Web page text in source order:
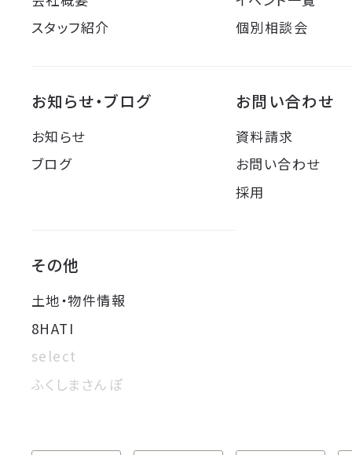
スタッフ紹介
個別相談会
お知らせ・ブログ
お知らせ
ブログ
お問い合わせ
資料請求
お問い合わせ
採用
その他
土地・物件情報
8HATI
select
ふくしまさんぽ